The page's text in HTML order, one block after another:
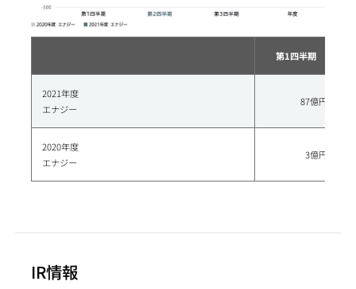
第1四半期
2021年度
エナジー
87億円
2020年度
エナジー
3億円
IR情報